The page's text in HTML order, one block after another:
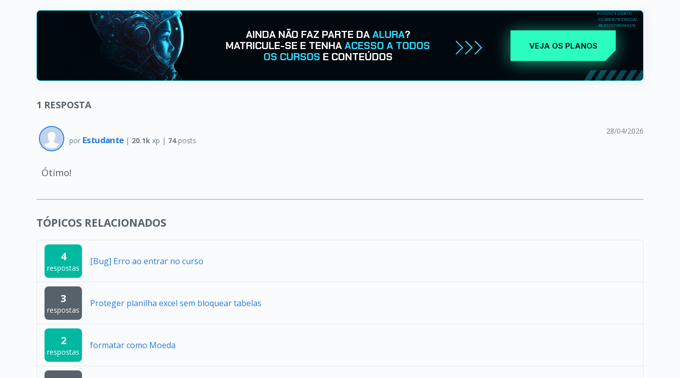
AINDA NÃO FAZ PARTE DAALURA?
MATRICULE-SE E TENHAACESSO A TODOS
OS CURSOS E CONTEÚDOS
VEJA OS PLANOS
1 RESPOSTA
por Estudante | 20.1k xp | 74posts
28/04/2026
Ótimo!
TÓPICOS RELACIONADOS
4
respostas
[Bug] Erro ao entrar no curso
3
respostas
Proteger planilha excel sem bloquear tabelas
2
respostas
formatar como Moeda